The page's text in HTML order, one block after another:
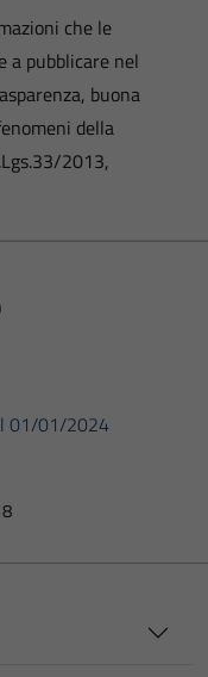
che le
a pubblicare nel
buona
della
2013,
01/01/2024